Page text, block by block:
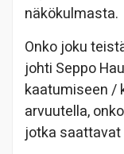
näkökulmasta.
Onko joku
johti Seppo
kaatumiseen /
arvuutella,
jotka